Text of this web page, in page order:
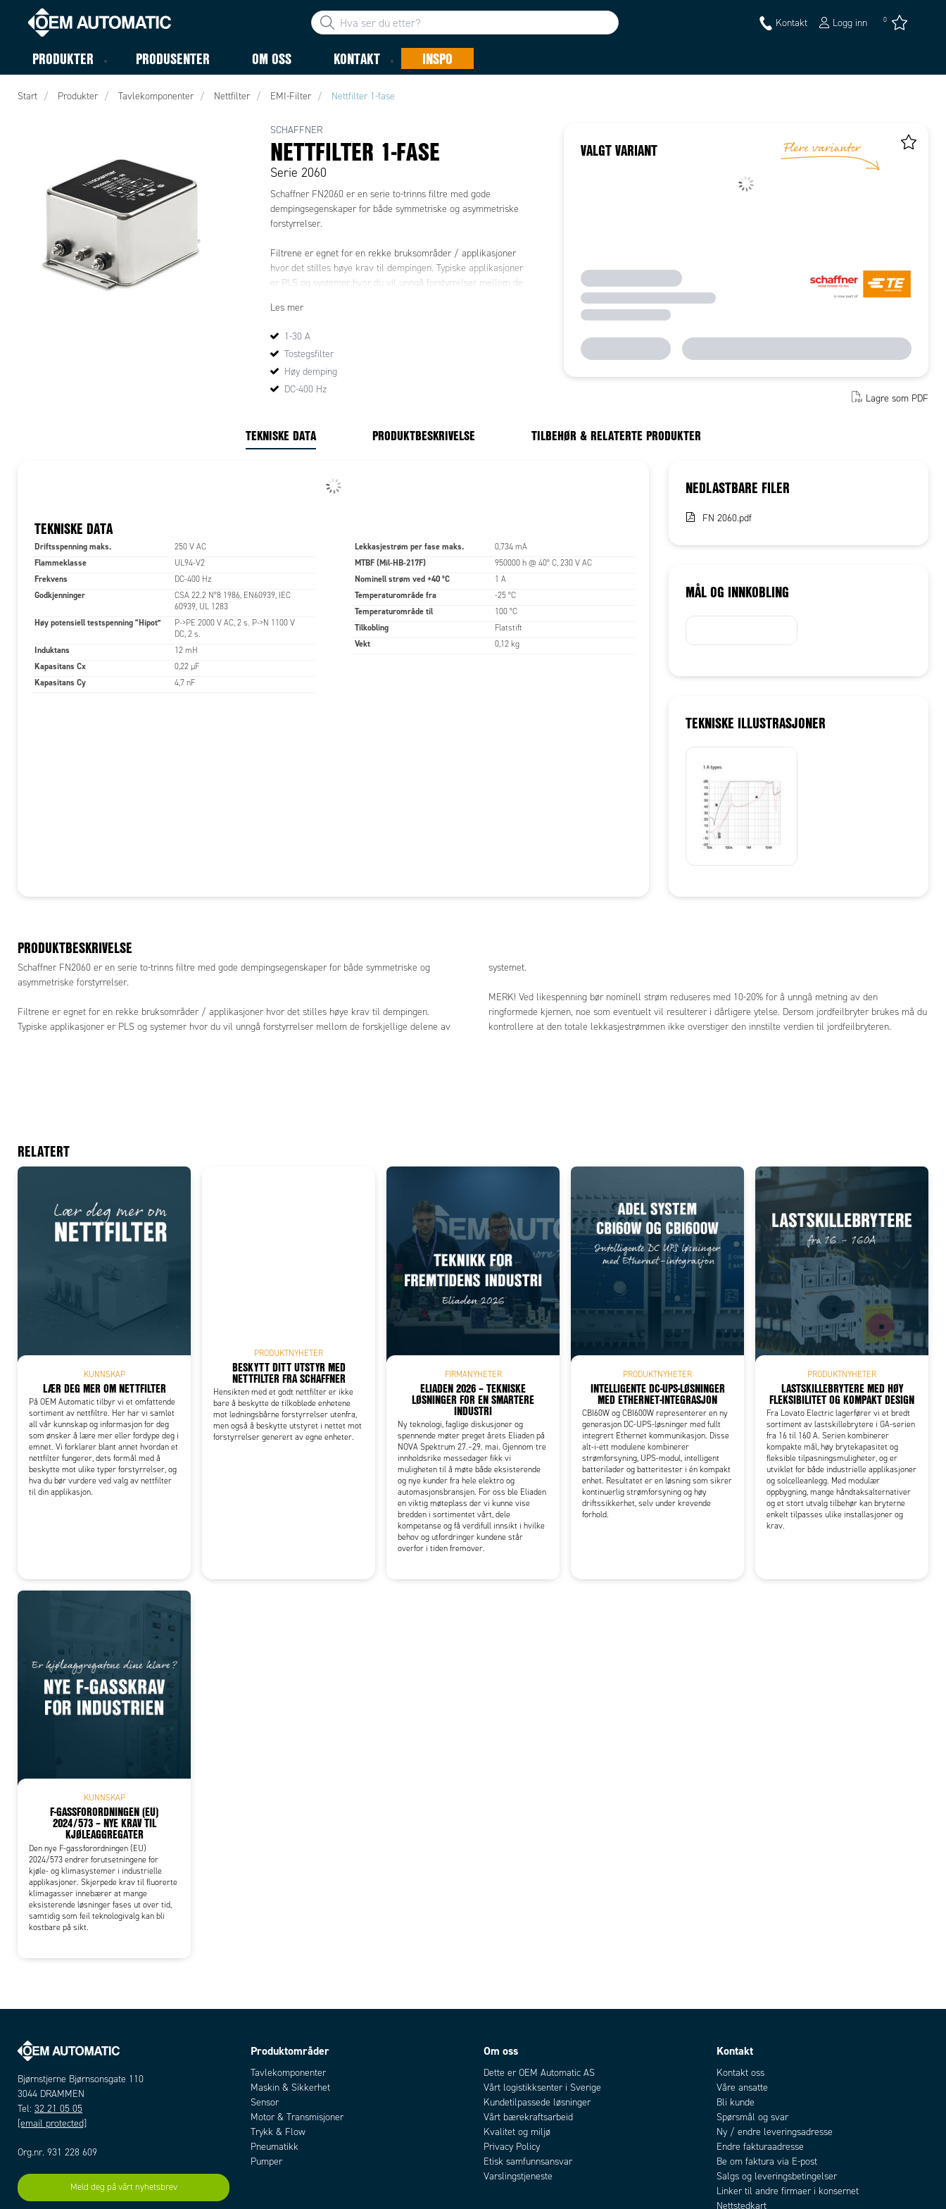
Kontakt Logg inn 0
PRODUKTER PRODUSENTER OM OSS KONTAKT INSPO
Start Produkter Tavlekomponenter Nettfilter EMI-Filter Nettfilter 1-fase
SCHAFFNER
NETTFILTER 1-FASE
Serie 2060
Schaffner FN2060 er en serie to-trinns filtre med gode
dempingsegenskaper for både symmetriske og asymmetriske
forstyrrelser.
Filtrene er egnet for en rekke bruksområder / applikasjoner
hvor det stilles høye krav til dempingen. Typiske applikasjoner
er PLS og systemer hvor du vil unngå forstyrrelser mellom de
20% for å unngå metning av den ringformede kjernen, noe som
eventuelt vil resulterer i dårligere ytelse. Dersom jordfeilbryter
brukes må du kontrollere at den totale lekkasjestrømmen ikke
overstiger den innstilte verdien til jordfeilbryteren.
Les mer
1-30 A
Tostegsfilter
Høy demping
DC-400 Hz
VALGT VARIANT
Lagre som PDF
TEKNISKE DATA PRODUKTBESKRIVELSE TILBEHØR & RELATERTE PRODUKTER
TEKNISKE DATA
Driftsspenning maks. 250 V AC
Flammeklasse UL94-V2
Frekvens DC-400 Hz
Godkjenninger
CSA 22.2 N°8 1986, EN60939, IEC
60939, UL 1283
Høy potensiell testspenning “Hipot”
P->PE 2000 V AC, 2 s. P->N 1100 V
DC, 2 s.
Induktans 12 mH
Kapasitans Cx 0,22 µF
Kapasitans Cy 4,7 nF
Lekkasjestrøm per fase maks. 0,734 mA
MTBF (Mil-HB-217F) 950000 h @ 40° C, 230 V AC
Nominell strøm ved +40 °C 1 A
Temperaturområde fra -25 °C
Temperaturområde til 100 °C
Tilkobling Flatstift
Vekt 0,12 kg
NEDLASTBARE FILER
FN 2060.pdf
MÅL OG INNKOBLING
TEKNISKE ILLUSTRASJONER
PRODUKTBESKRIVELSE
Schaffner FN2060 er en serie to-trinns filtre med gode dempingsegenskaper for både symmetriske og
asymmetriske forstyrrelser.
Filtrene er egnet for en rekke bruksområder / applikasjoner hvor det stilles høye krav til dempingen.
Typiske applikasjoner er PLS og systemer hvor du vil unngå forstyrrelser mellom de forskjellige delene av
systemet.
MERK! Ved likespenning bør nominell strøm reduseres med 10-20% for å unngå metning av den
ringformede kjernen, noe som eventuelt vil resulterer i dårligere ytelse. Dersom jordfeilbryter brukes må du
kontrollere at den totale lekkasjestrømmen ikke overstiger den innstilte verdien til jordfeilbryteren.
Add as new cart row
RELATERT
KUNNSKAP
LÆR DEG MER OM NETTFILTER
På OEM Automatic tilbyr vi et omfattende
sortiment av nettfiltre. Her har vi samlet
all vår kunnskap og informasjon for deg
som ønsker å lære mer eller fordype deg i
emnet. Vi forklarer blant annet hvordan et
nettfilter fungerer, dets formål med å
beskytte mot ulike typer forstyrrelser, og
hva du bør vurdere ved valg av nettfilter
til din applikasjon.
PRODUKTNYHETER
BESKYTT DITT UTSTYR MED
NETTFILTER FRA SCHAFFNER
Hensikten med et godt nettfilter er ikke
bare å beskytte de tilkoblede enhetene
mot ledningsbårne forstyrrelser utenfra,
men også å beskytte utstyret i nettet mot
forstyrrelser generert av egne enheter.
FIRMANYHETER
ELIADEN 2026 – TEKNISKE
LØSNINGER FOR EN SMARTERE
INDUSTRI
Ny teknologi, faglige diskusjoner og
spennende møter preget årets Eliaden på
NOVA Spektrum 27.–29. mai. Gjennom tre
innholdsrike messedager fikk vi
muligheten til å møte både eksisterende
og nye kunder fra hele elektro og
automasjonsbransjen. For oss ble Eliaden
en viktig møteplass der vi kunne vise
bredden i sortimentet vårt, dele
kompetanse og få verdifull innsikt i hvilke
behov og utfordringer kundene står
overfor i tiden fremover.
PRODUKTNYHETER
INTELLIGENTE DC-UPS-LØSNINGER
MED ETHERNET-INTEGRASJON
CBI60W og CBI600W representerer en ny
generasjon DC-UPS-løsninger med fullt
integrert Ethernet kommunikasjon. Disse
alt-i-ett modulene kombinerer
strømforsyning, UPS-modul, intelligent
batterilader og batteritester i én kompakt
enhet. Resultatet er en løsning som sikrer
kontinuerlig strømforsyning og høy
driftssikkerhet, selv under krevende
forhold.
PRODUKTNYHETER
LASTSKILLEBRYTERE MED HØY
FLEKSIBILITET OG KOMPAKT DESIGN
Fra Lovato Electric lagerfører vi et bredt
sortiment av lastskillebrytere i GA-serien
fra 16 til 160 A. Serien kombinerer
kompakte mål, høy brytekapasitet og
fleksible tilpasningsmuligheter, og er
utviklet for både industrielle applikasjoner
og solcelleanlegg. Med modulær
oppbygning, mange håndtaksalternativer
og et stort utvalg tilbehør kan bryterne
enkelt tilpasses ulike installasjoner og
krav.
KUNNSKAP
F-GASSFORORDNINGEN (EU)
2024/573 – NYE KRAV TIL
KJØLEAGGREGATER
Den nye F-gassforordningen (EU)
2024/573 endrer forutsetningene for
kjøle- og klimasystemer i industrielle
applikasjoner. Skjerpede krav til fluorerte
klimagasser innebærer at mange
eksisterende løsninger fases ut over tid,
samtidig som feil teknologivalg kan bli
kostbare på sikt.
Bjørnstjerne Bjørnsonsgate 110
3044 DRAMMEN
Tel: 32 21 05 05
[email protected]
Org.nr. 931 228 609
Meld deg på vårt nyhetsbrev
Produktområder
Tavlekomponenter
Maskin & Sikkerhet
Sensor
Motor & Transmisjoner
Trykk & Flow
Pneumatikk
Pumper
Om oss
Dette er OEM Automatic AS
Vårt logistikksenter i Sverige
Kundetilpassede løsninger
Vårt bærekraftsarbeid
Kvalitet og miljø
Privacy Policy
Etisk samfunnsansvar
Varslingstjeneste
Kontakt
Kontakt oss
Våre ansatte
Bli kunde
Spørsmål og svar
Ny / endre leveringsadresse
Endre fakturaadresse
Be om faktura via E-post
Salgs og leveringsbetingelser
Linker til andre firmaer i konsernet
Nettstedkart